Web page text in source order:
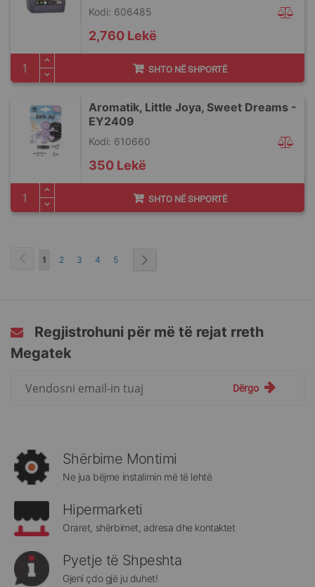
2,760 Lekë
Kodi: 606485
SHTO NË SHPORTË
Aromatik, Little Joya, Sweet Dreams -
EY2409
350 Lekë
Kodi: 610660
SHTO NË SHPORTË
Faqja You're currently reading page
1 Faqja
2 Faqja
3 Faqja
4 Faqja
5
Regjistrohuni për më të rejat rreth
Megatek
rreth
Megatek:
Dërgo
Shërbime Montimi
Ne jua bëjme instalimin më të lehtë
Hipermarketi
Oraret, shërbimet, adresa dhe kontaktet
Pyetje të Shpeshta
Gjeni çdo gjë ju duhet!